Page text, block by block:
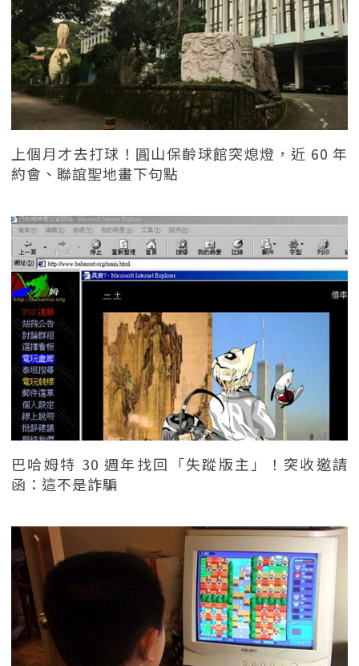
上個月才去打球！圓山保齡球館突熄燈，近 60 年
約會、聯誼聖地畫下句點
巴哈姆特 30 週年找回「失蹤版主」！突收邀請
函：這不是詐騙